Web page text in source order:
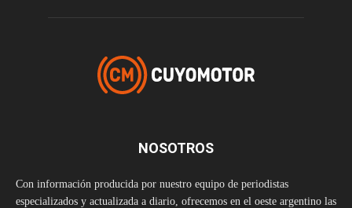
NOSOTROS
Con información producida por nuestro equipo de periodistas
especializados y actualizada a diario, ofrecemos en el oeste argentino las